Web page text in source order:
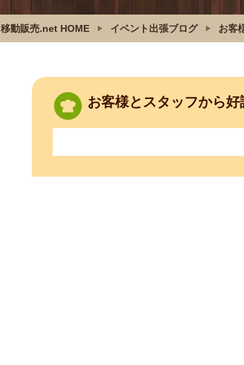
移動販売.net HOME イベント出張ブログ お客
お客様とスタッフから好